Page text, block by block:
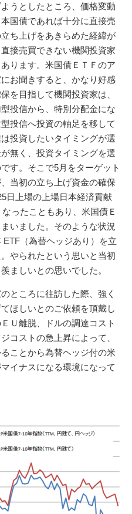
うとしたところ、価格変動
国債であれば十分に直接売
ち上げをあきらめた経緯が
接売買できない機関投資家
ります。米国債ＥＴＦのア
お聞きすると、かなり好感
を目指して機関投資家は、
投信から、特別分配金にな
投信へ投資の軸足を移して
投資したいタイミングが選
無く、投資タイミングを選
す。そこで5月をターゲット
当初の立ち上げ資金の確保
日上場の上場日本経済貢献
ったこともあり、米国債Ｅ
いました。そのような状況
（為替ヘッジあり）を立
やられたという思いと当初
ましいとの思いでした。
ところに往訪した際、強く
ほしいとのご依頼を頂戴し
Ｕ離脱、ドルの調達コスト
コストの急上昇によって、
ことから為替ヘッジ付の米
イナスになる環境になって